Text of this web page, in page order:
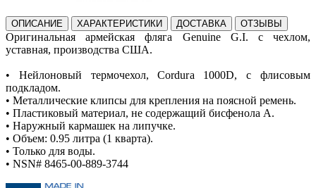
ОПИСАНИЕ ХАРАКТЕРИСТИКИ ДОСТАВКА ОТЗЫВЫ
Оригинальная армейская фляга Genuine G.I. с чехлом,
уставная, производства США.
• Нейлоновый термочехол, Cordura 1000D, с флисовым
подкладом.
• Металлические клипсы для крепления на поясной ремень.
• Пластиковый материал, не содержащий бисфенола А.
• Наружный кармашек на липучке.
• Объем: 0.95 литра (1 кварта).
• Только для воды.
• NSN# 8465-00-889-3744